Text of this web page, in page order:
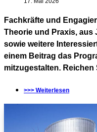
Fachkräfte und
Theorie und Praxis, aus
sowie weitere
einem Beitrag das
mitzugestalten. Reichen
>>> Weiterlesen